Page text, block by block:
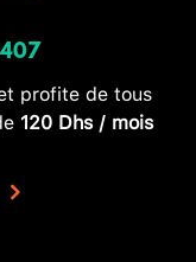
profite de tous
120 Dhs / mois